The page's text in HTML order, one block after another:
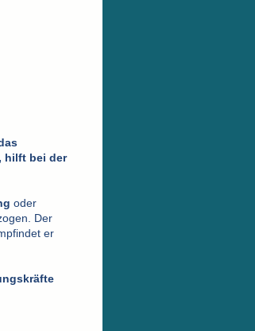
hilft bei der
oder
Der
er